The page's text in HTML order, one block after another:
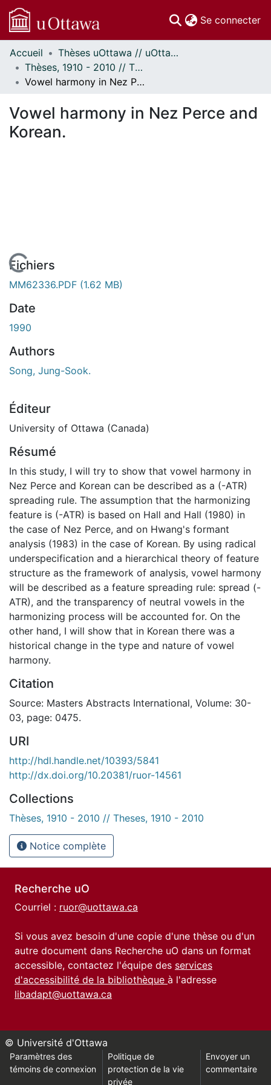
Se connecter
Communautés
et collections
Parcourir
À propos
Accueil
Thèses uOttawa // uOttawa Theses
Thèses, 1910 - 2010 // Theses, 1910 - 2010
Vowel harmony in Nez Perce and Korean.
Vowel harmony in Nez Perce and
Korean.
En cours de chargement...
Fichiers
MM62336.PDF (1.62 MB)
Date
1990
Authors
Song, Jung-Sook.
Éditeur
University of Ottawa (Canada)
Résumé
In this study, I will try to show that vowel harmony in
Nez Perce and Korean can be described as a (-ATR)
spreading rule. The assumption that the harmonizing
feature is (-ATR) is based on Hall and Hall (1980) in
the case of Nez Perce, and on Hwang's formant
analysis (1983) in the case of Korean. By using radical
underspecification and a hierarchical theory of feature
structure as the framework of analysis, vowel harmony
will be described as a feature spreading rule: spread (-
ATR), and the transparency of neutral vowels in the
harmonizing process will be accounted for. On the
other hand, I will show that in Korean there was a
historical change in the type and nature of vowel
harmony.
Citation
Source: Masters Abstracts International, Volume: 30-
03, page: 0475.
URI
http://hdl.handle.net/10393/5841
http://dx.doi.org/10.20381/ruor-14561
Collections
Thèses, 1910 - 2010 // Theses, 1910 - 2010
Notice complète
Recherche uO
Courriel : ruor@uottawa.ca
Si vous avez besoin d'une copie d'une thèse ou d'un
autre document dans Recherche uO dans un format
accessible, contactez l'équipe des services
d'accessibilité de la bibliothèque à l'adresse
libadapt@uottawa.ca
© Université d'Ottawa
Paramètres des
témoins de connexion
Politique de
protection de la vie
privée
Envoyer un
commentaire